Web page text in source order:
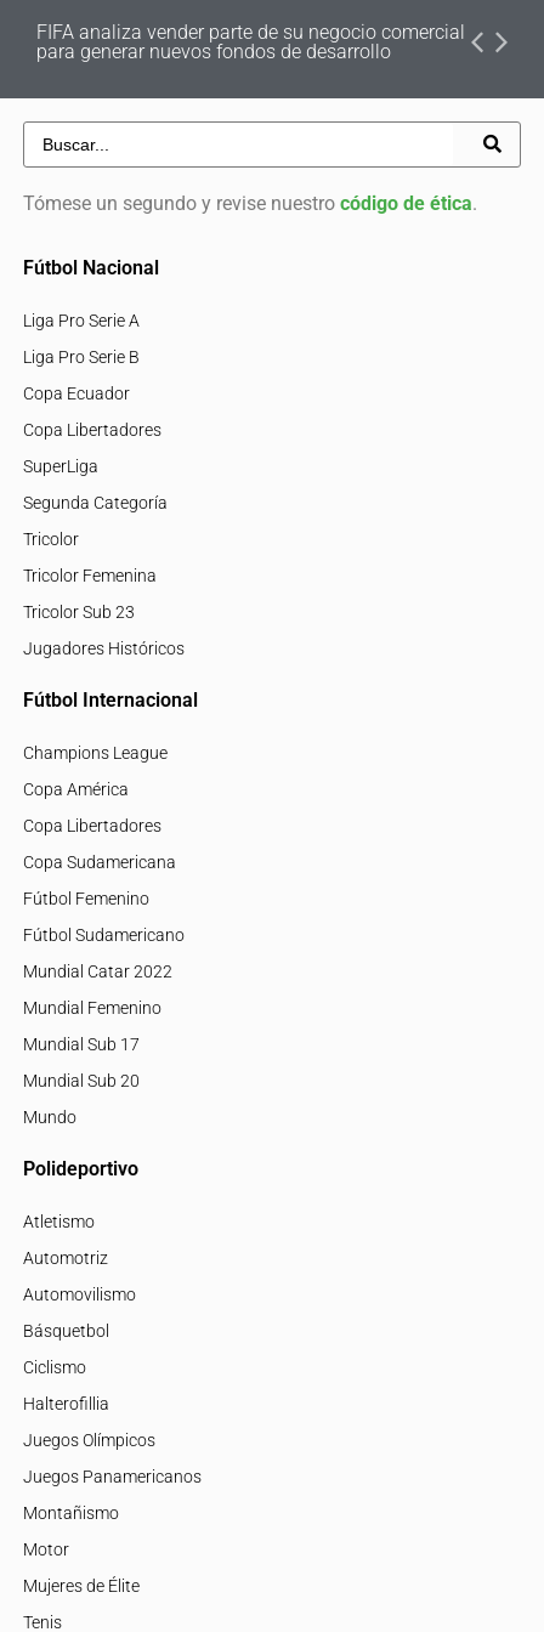
FIFA analiza vender parte de su negocio comercial
para generar nuevos fondos de desarrollo
Tómese un segundo y revise nuestro código de ética.
Fútbol Nacional
Liga Pro Serie A
Liga Pro Serie B
Copa Ecuador
Copa Libertadores
SuperLiga
Segunda Categoría
Tricolor
Tricolor Femenina
Tricolor Sub 23
Jugadores Históricos
Fútbol Internacional
Champions League
Copa América
Copa Libertadores
Copa Sudamericana
Fútbol Femenino
Fútbol Sudamericano
Mundial Catar 2022
Mundial Femenino
Mundial Sub 17
Mundial Sub 20
Mundo
Polideportivo
Atletismo
Automotriz
Automovilismo
Básquetbol
Ciclismo
Halterofillia
Juegos Olímpicos
Juegos Panamericanos
Montañismo
Motor
Mujeres de Élite
Tenis